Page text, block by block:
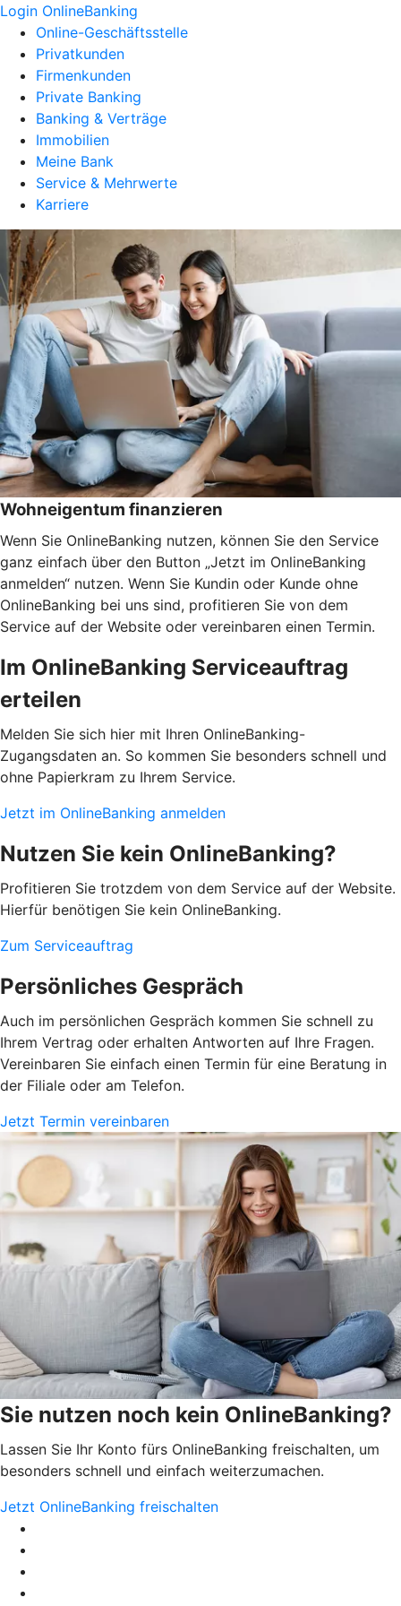
Login OnlineBanking
Online-Geschäftsstelle
Privatkunden
Firmenkunden
Private Banking
Banking & Verträge
Immobilien
Meine Bank
Service & Mehrwerte
Karriere
Wohneigentum finanzieren
Wenn Sie OnlineBanking nutzen, können Sie den Service
ganz einfach über den Button „Jetzt im OnlineBanking
anmelden“ nutzen. Wenn Sie Kundin oder Kunde ohne
OnlineBanking bei uns sind, profitieren Sie von dem
Service auf der Website oder vereinbaren einen Termin.
Im OnlineBanking Serviceauftrag
erteilen
Melden Sie sich hier mit Ihren OnlineBanking-
Zugangsdaten an. So kommen Sie besonders schnell und
ohne Papierkram zu Ihrem Service.
Jetzt im OnlineBanking anmelden
Nutzen Sie kein OnlineBanking?
Profitieren Sie trotzdem von dem Service auf der Website.
Hierfür benötigen Sie kein OnlineBanking.
Zum Serviceauftrag
Persönliches Gespräch
Auch im persönlichen Gespräch kommen Sie schnell zu
Ihrem Vertrag oder erhalten Antworten auf Ihre Fragen.
Vereinbaren Sie einfach einen Termin für eine Beratung in
der Filiale oder am Telefon.
Jetzt Termin vereinbaren
Sie nutzen noch kein OnlineBanking?
Lassen Sie Ihr Konto fürs OnlineBanking freischalten, um
besonders schnell und einfach weiterzumachen.
Jetzt OnlineBanking freischalten